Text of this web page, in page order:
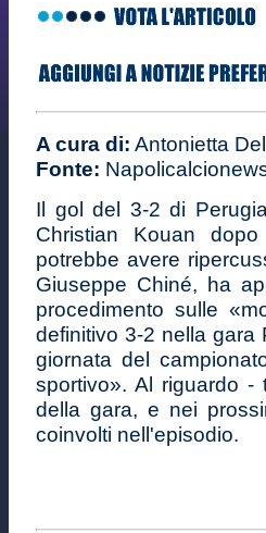
A cura di: Antonietta
Fonte:
Il gol del 3-2 di
Christian Kouan
potrebbe avere
Giuseppe Chiné, ha
procedimento sulle
definitivo 3-2 nella gara
giornata del
sportivo». Al riguardo
della gara, e nei
coinvolti nell'episodio.